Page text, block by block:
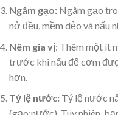
Ngâm gạo: Ngâm gạo
nở đều, mềm dẻo và nấu
Nêm gia vị: Thêm một ít
trước khi nấu để cơm
hơn.
Tỷ lệ nước: Tỷ lệ nước